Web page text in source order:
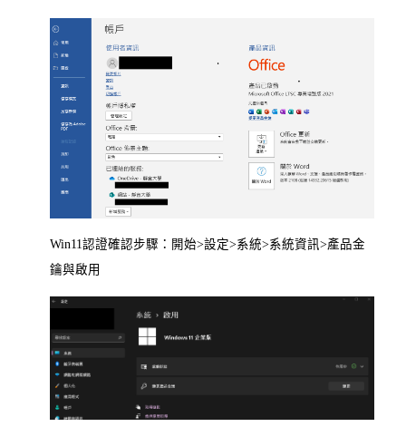
Win11認證確認步驟：開始>設定>系統>系統資訊>產品金
鑰與啟用